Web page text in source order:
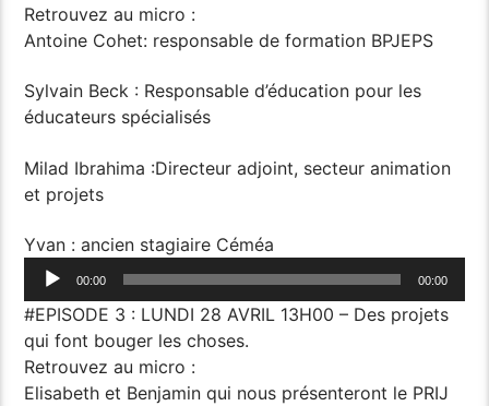
Retrouvez au micro :
Antoine Cohet: responsable de formation BPJEPS
Sylvain Beck : Responsable d’éducation pour les
éducateurs spécialisés
Milad Ibrahima :Directeur adjoint, secteur animation
et projets
Yvan : ancien stagiaire Céméa
Lecteur00:00 00:00
#EPISODE 3 : LUNDI 28 AVRIL 13H00 – Des projets
qui font bouger les choses.
Retrouvez au micro :
Elisabeth et Benjamin qui nous présenteront le PRIJ